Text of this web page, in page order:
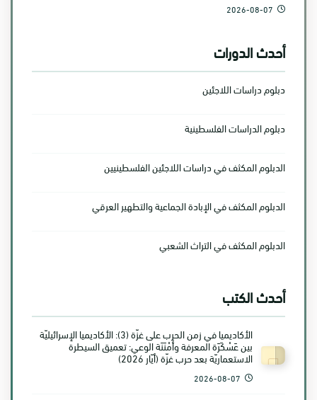
2026-08-07
أحدث الدورات
دبلوم دراسات اللاجئين
دبلوم الدراسات الفلسطينية
الدبلوم المكثف في دراسات اللاجئين الفلسطينيين
الدبلوم المكثف في الإبادة الجماعية والتطهير العرقي
الدبلوم المكثف في التراث الشعبي
أحدث الكتب
الأكاديميا في زمن الحرب على غزّة (3): الأكاديميا الإسرائيليّة
بين عَسْكَرَة المعرفة وأَمْنَنَة الوعي: تعميق السيطرة
الاستعماريّة بعد حرب غزّة (أيّار 2026)
2026-08-07